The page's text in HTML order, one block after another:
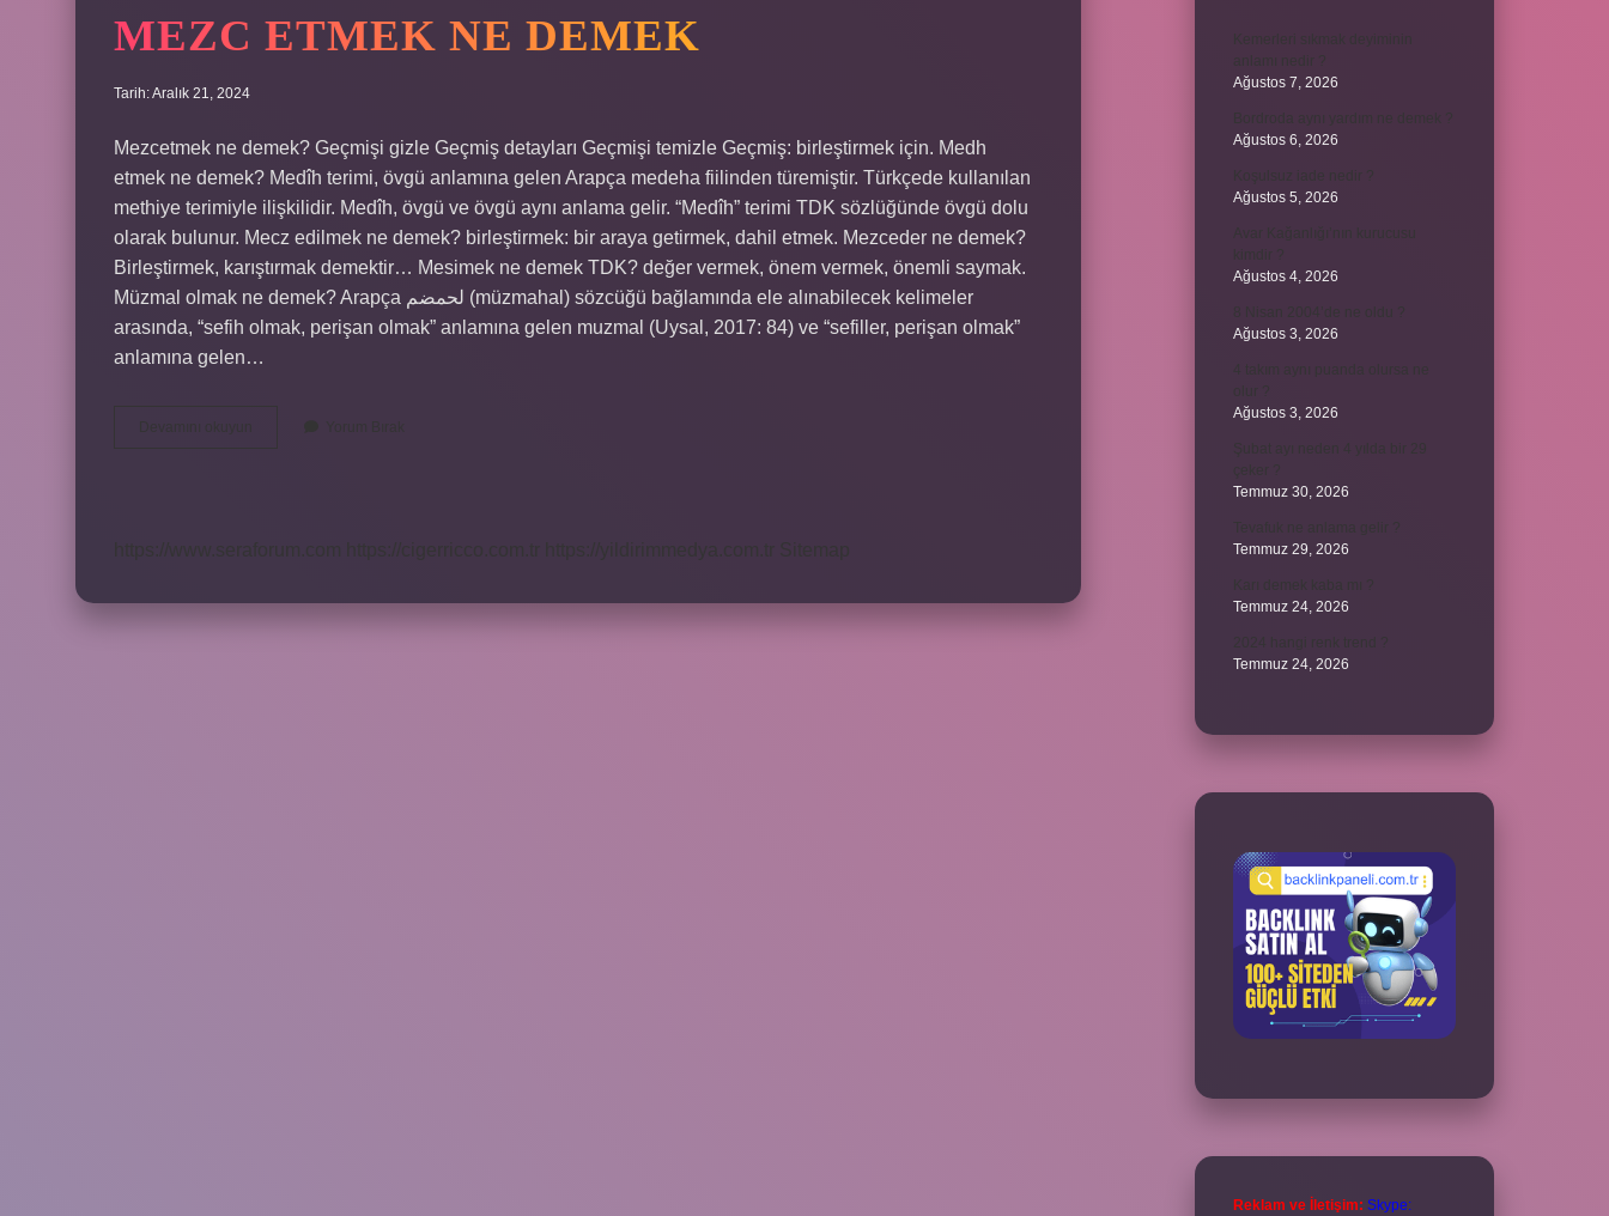
MEZC ETMEK NE DEMEK
Tarih: Aralık 21, 2024
Mezcetmek ne demek? Geçmişi gizle Geçmiş detayları Geçmişi temizle Geçmiş: birleştirmek için. Medh
etmek ne demek? Medîh terimi, övgü anlamına gelen Arapça medeha fiilinden türemiştir. Türkçede kullanılan
methiye terimiyle ilişkilidir. Medîh, övgü ve övgü aynı anlama gelir. “Medîh” terimi TDK sözlüğünde övgü dolu
olarak bulunur. Mecz edilmek ne demek? birleştirmek: bir araya getirmek, dahil etmek. Mezceder ne demek?
Birleştirmek, karıştırmak demektir… Mesimek ne demek TDK? değer vermek, önem vermek, önemli saymak.
Müzmal olmak ne demek? Arapça لحمضم (müzmahal) sözcüğü bağlamında ele alınabilecek kelimeler
arasında, “sefih olmak, perişan olmak” anlamına gelen muzmal (Uysal, 2017: 84) ve “sefiller, perişan olmak”
anlamına gelen…
Ağustos 7, 2026
Ağustos 6, 2026
Ağustos 5, 2026
Ağustos 4, 2026
Ağustos 3, 2026
Ağustos 3, 2026
Temmuz 30, 2026
Temmuz 29, 2026
Temmuz 24, 2026
Temmuz 24, 2026
Reklam ve İletişim: Skype: